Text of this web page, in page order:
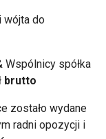
wójta do
Wspólnicy spółka
brutto
zostało wydane
radni opozycji i